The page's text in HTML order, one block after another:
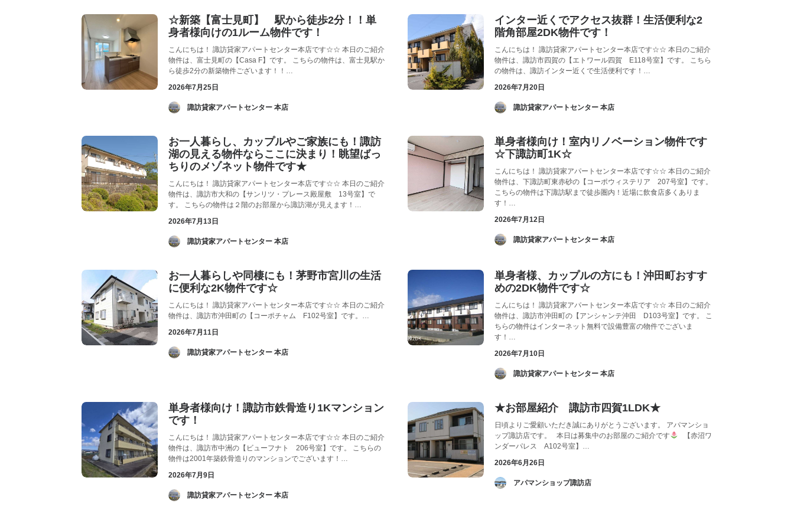
☆新築【富士見町】 駅から徒歩2分！！単
身者様向けの1ルーム物件です！
こんにちは！ 諏訪貸家アパートセンター本店です☆☆ 本日のご紹介
物件は、富士見町の【Casa F】です。 こちらの物件は、富士見駅か
ら徒歩2分の新築物件ございます！！…
2026年7月25日
­ 諏訪貸家アパートセンター 本店
インター近くでアクセス抜群！生活便利な2
階角部屋2DK物件です！
こんにちは！ 諏訪貸家アパートセンター本店です☆☆ 本日のご紹介
物件は、諏訪市四賀の【エトワール四賀 E118号室】です。 こちら
の物件は、諏訪インター近くで生活便利です！…
2026年7月20日
­ 諏訪貸家アパートセンター 本店
お一人暮らし、カップルやご家族にも！諏訪
湖の見える物件ならここに決まり！眺望ばっ
ちりのメゾネット物件です★
こんにちは！ 諏訪貸家アパートセンター本店です☆☆ 本日のご紹介
物件は、諏訪市大和の【サンリツ・プレース殿屋敷 13号室】で
す。 こちらの物件は２階のお部屋から諏訪湖が見えます！…
2026年7月13日
­ 諏訪貸家アパートセンター 本店
単身者様向け！室内リノベーション物件です
☆下諏訪町1K☆
こんにちは！ 諏訪貸家アパートセンター本店です☆☆ 本日のご紹介
物件は、下諏訪町東赤砂の【コーポウィステリア 207号室】です。
こちらの物件は下諏訪駅まで徒歩圏内！近場に飲食店多くありま
す！…
2026年7月12日
­ 諏訪貸家アパートセンター 本店
お一人暮らしや同棲にも！茅野市宮川の生活
に便利な2K物件です☆
こんにちは！ 諏訪貸家アパートセンター本店です☆☆ 本日のご紹介
物件は、諏訪市沖田町の【コーポチャム F102号室】です。…
2026年7月11日
­ 諏訪貸家アパートセンター 本店
単身者様、カップルの方にも！沖田町おすす
めの2DK物件です☆
こんにちは！ 諏訪貸家アパートセンター本店です☆☆ 本日のご紹介
物件は、諏訪市沖田町の【アンシャンテ沖田 D103号室】です。 こ
ちらの物件はインターネット無料で設備豊富の物件でございま
す！…
2026年7月10日
­ 諏訪貸家アパートセンター 本店
単身者様向け！諏訪市鉄骨造り1Kマンション
です！
こんにちは！ 諏訪貸家アパートセンター本店です☆☆ 本日のご紹介
物件は、諏訪市中洲の【ビューフナト 206号室】です。 こちらの
物件は2001年築鉄骨造りのマンションでございます！…
2026年7月9日
­ 諏訪貸家アパートセンター 本店
★お部屋紹介 諏訪市四賀1LDK★
日頃よりご愛顧いただき誠にありがとうございます。 アパマンショ
ップ諏訪店です。 本日は募集中のお部屋のご紹介です
【赤沼ワ
ンダーパレス A102号室】…
2026年6月26日
­ アパマンショップ諏訪店